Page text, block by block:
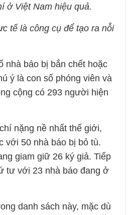
ở Việt Nam hiệu quả.
tế là công cụ để tạo ra nỗi
nhà báo bị bắn chết hoặc
ý là con số phóng viên và
cộng có 293 người hiện
nặng nề nhất thế giới,
với 50 nhà báo bị bỏ tù.
giam giữ 26 ký giả. Tiếp
tư với 23 nhà báo đang ở
danh sách này, mặc dù